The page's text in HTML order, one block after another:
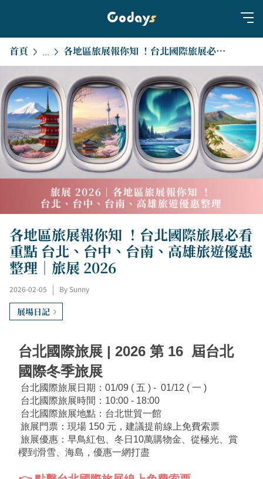
首頁 ... 各地區旅展報你知 ！台北國際旅展必看重點 台北、台中、台南、高雄旅遊優惠整理｜旅展 2026
各地區旅展報你知 ！台北國際旅展必看
重點 台北、台中、台南、高雄旅遊優惠
整理｜旅展 2026
2026-02-05 By Sunny
展場日記
台北國際旅展 | 2026 第 16  屆台北
國際冬季旅展
台北國際旅展日期：01/09 ( 五 ) -  01/12 ( 一 )
台北國際旅展時間：10:00 - 18:00
台北國際旅展地點：台北世貿一館
旅展門票：現場 150 元，建議提前線上免費索票
旅展優惠：早鳥紅包、冬日10萬購物金、從極光、賞
櫻到滑雪、海島，優惠一網打盡